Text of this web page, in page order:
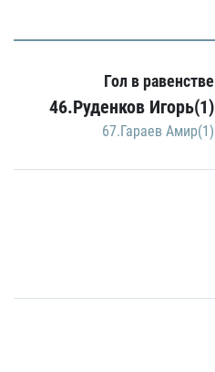
Гол в равенстве
46.Руденков Игорь(1)
67.Гараев Амир(1)